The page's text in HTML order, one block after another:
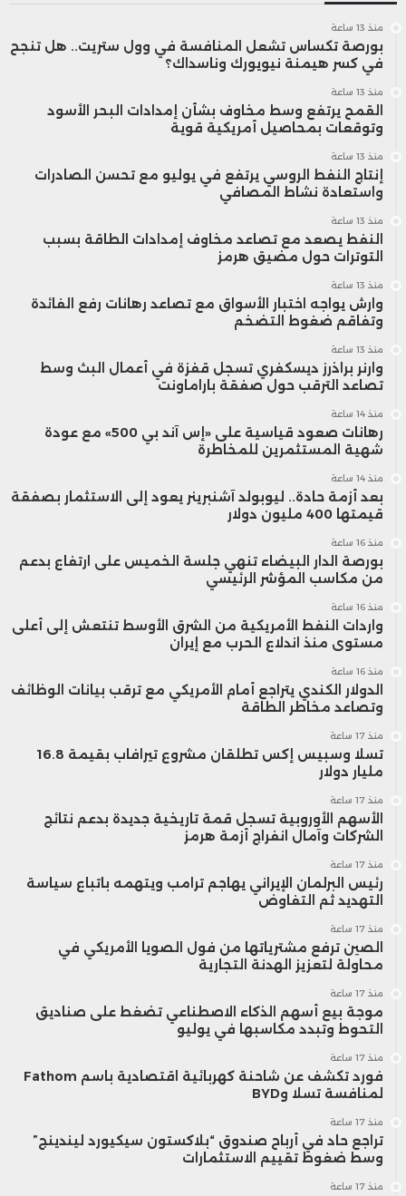
منذ 13 ساعة
بورصة تكساس تشعل المنافسة في وول ستريت.. هل تنجح
في كسر هيمنة نيويورك وناسداك؟
منذ 13 ساعة
القمح يرتفع وسط مخاوف بشأن إمدادات البحر الأسود
وتوقعات بمحاصيل أمريكية قوية
منذ 13 ساعة
إنتاج النفط الروسي يرتفع في يوليو مع تحسن الصادرات
واستعادة نشاط المصافي
منذ 13 ساعة
النفط يصعد مع تصاعد مخاوف إمدادات الطاقة بسبب
التوترات حول مضيق هرمز
منذ 13 ساعة
وارش يواجه اختبار الأسواق مع تصاعد رهانات رفع الفائدة
وتفاقم ضغوط التضخم
منذ 13 ساعة
وارنر براذرز ديسكفري تسجل قفزة في أعمال البث وسط
تصاعد الترقب حول صفقة باراماونت
منذ 14 ساعة
رهانات صعود قياسية على «إس آند بي 500» مع عودة
شهية المستثمرين للمخاطرة
منذ 14 ساعة
بعد أزمة حادة.. ليوبولد آشنبرينر يعود إلى الاستثمار بصفقة
قيمتها 400 مليون دولار
منذ 16 ساعة
بورصة الدار البيضاء تنهي جلسة الخميس على ارتفاع بدعم
من مكاسب المؤشر الرئيسي
منذ 16 ساعة
واردات النفط الأمريكية من الشرق الأوسط تنتعش إلى أعلى
مستوى منذ اندلاع الحرب مع إيران
منذ 16 ساعة
الدولار الكندي يتراجع أمام الأمريكي مع ترقب بيانات الوظائف
وتصاعد مخاطر الطاقة
منذ 17 ساعة
تسلا وسبيس إكس تطلقان مشروع تيرافاب بقيمة 16.8
مليار دولار
منذ 17 ساعة
الأسهم الأوروبية تسجل قمة تاريخية جديدة بدعم نتائج
الشركات وآمال انفراج أزمة هرمز
منذ 17 ساعة
رئيس البرلمان الإيراني يهاجم ترامب ويتهمه باتباع سياسة
التهديد ثم التفاوض
منذ 17 ساعة
الصين ترفع مشترياتها من فول الصويا الأمريكي في
محاولة لتعزيز الهدنة التجارية
منذ 17 ساعة
موجة بيع أسهم الذكاء الاصطناعي تضغط على صناديق
التحوط وتبدد مكاسبها في يوليو
منذ 17 ساعة
فورد تكشف عن شاحنة كهربائية اقتصادية باسم Fathom
لمنافسة تسلا وBYD
منذ 17 ساعة
تراجع حاد في أرباح صندوق “بلاكستون سيكيورد ليندينج”
وسط ضغوط تقييم الاستثمارات
منذ 17 ساعة